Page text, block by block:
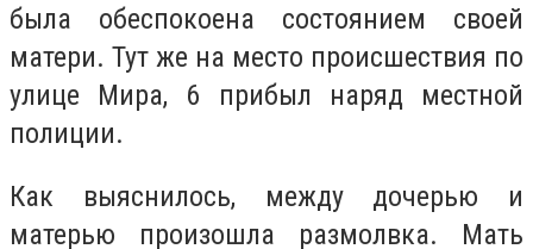
была обеспокоена состоянием своей
матери. Тут же на место происшествия по
улице Мира, 6 прибыл наряд местной
полиции.
Как выяснилось, между дочерью и
матерью произошла размолвка. Мать